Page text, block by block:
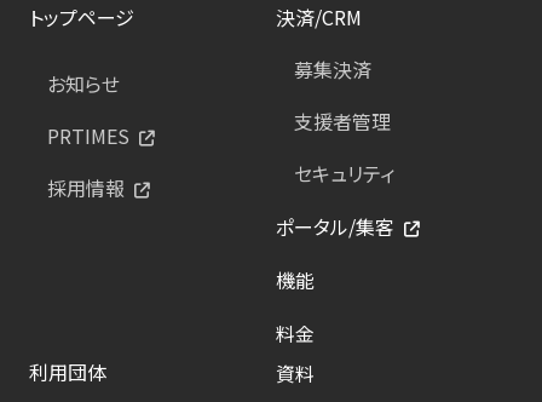
トップページ
お知らせ
PRTIMES
採用情報
決済/CRM
募集決済
支援者管理
セキュリティ
ポータル/集客
機能
料金
利用団体
資料